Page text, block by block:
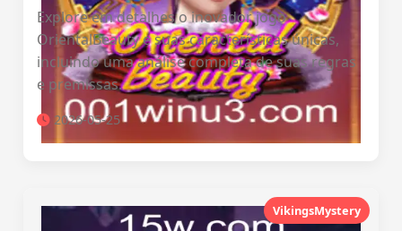
Explore em detalhes o inovador jogo
OrientalBeauty e suas características únicas,
incluindo uma análise completa de suas regras
e premissas.
2026-05-25
VikingsMystery